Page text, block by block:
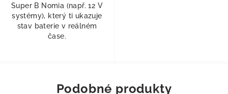
Super B Nomia (např. 12 V
systémy), který ti ukazuje
stav baterie v reálném
čase.
Podobné produkty